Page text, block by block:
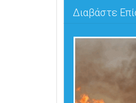
Διαβάστε